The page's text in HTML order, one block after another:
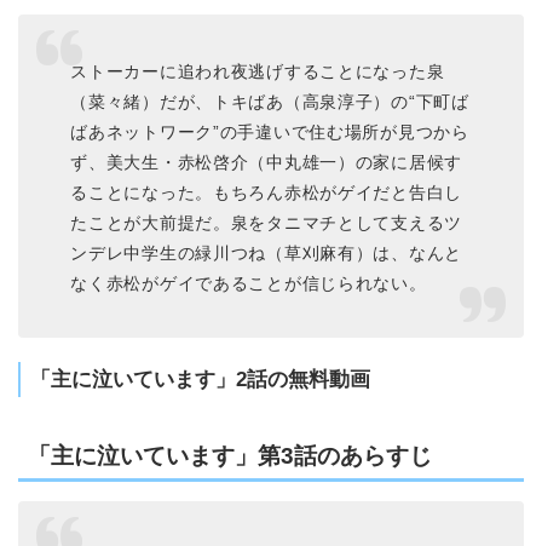
ストーカーに追われ夜逃げすることになった泉
（菜々緒）だが、トキばあ（高泉淳子）の“下町ば
ばあネットワーク”の手違いで住む場所が見つから
ず、美大生・赤松啓介（中丸雄一）の家に居候す
ることになった。もちろん赤松がゲイだと告白し
たことが大前提だ。泉をタニマチとして支えるツ
ンデレ中学生の緑川つね（草刈麻有）は、なんと
なく赤松がゲイであることが信じられない。
「主に泣いています」2話の無料動画
「主に泣いています」第3話のあらすじ